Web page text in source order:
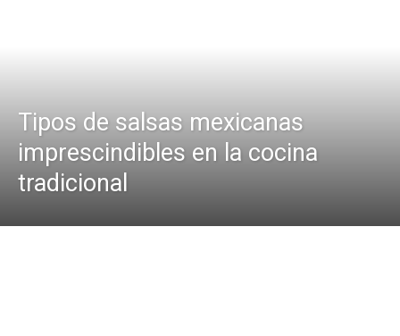
Tipos de salsas mexicanas
imprescindibles en la cocina
tradicional